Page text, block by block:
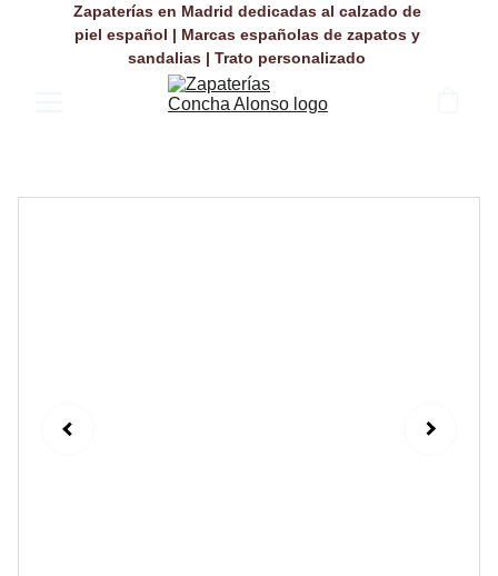
Zapaterías en Madrid dedicadas al calzado de
piel español | Marcas españolas de zapatos y
sandalias | Trato personalizado